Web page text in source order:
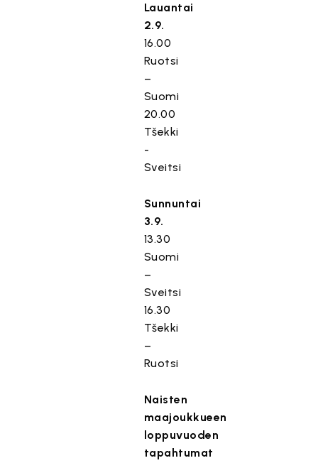
Lauantai
2.9.
16.00
Ruotsi
–
Suomi
20.00
Tšekki
-
Sveitsi
Sunnuntai
3.9.
13.30
Suomi
–
Sveitsi
16.30
Tšekki
–
Ruotsi
Naisten
maajoukkueen
loppuvuoden
tapahtumat